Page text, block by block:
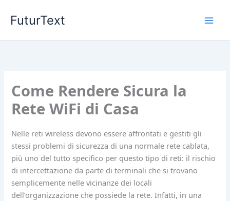
FuturText
Come Rendere Sicura la
Rete WiFi di Casa
Nelle reti wireless devono essere affrontati e gestiti gli
stessi problemi di sicurezza di una normale rete cablata,
più uno del tutto specifico per questo tipo di reti: il rischio
di intercettazione da parte di terminali che si trovano
semplicemente nelle vicinanze dei locali
dell’organizzazione che possiede la rete. Infatti, in una